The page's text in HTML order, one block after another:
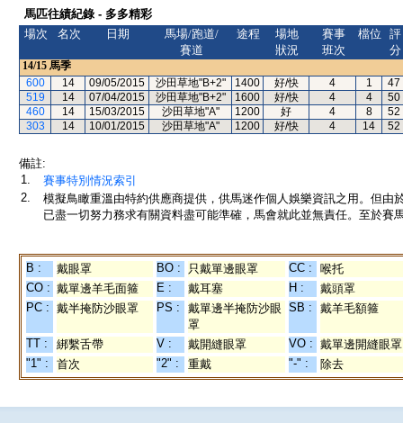
馬匹往績紀錄 - 多多精彩
場次
名次 日期
馬場/跑道/
賽道
途程
場地
狀況
賽事
班次
檔位
評
分
14/15 馬季
600
14 09/05/2015 沙田草地"B+2" 1400 好/快 4 1
47
519
14 07/04/2015 沙田草地"B+2" 1600 好/快 4 4
50
460
14 15/03/2015 沙田草地"A" 1200 好 4 8
52
303
14 10/01/2015 沙田草地"A" 1200 好/快 4 14 52
備註:
1.
賽事特別情況索引
2.
模擬鳥瞰重溫由特約供應商提供，供馬迷作個人娛樂資訊之用。但
已盡一切努力務求有關資料盡可能準確，馬會就此並無責任。至於賽
B : 戴眼罩 BO : 只戴單邊眼罩 CC :
喉托
CO : 戴單邊羊毛面箍 E : 戴耳塞 H :
戴頭罩
PC : 戴半掩防沙眼罩 PS :
戴單邊半掩防沙眼
罩
SB : 戴羊毛額箍
TT : 綁繫舌帶 V : 戴開縫眼罩 VO : 戴單邊開縫眼罩
"1" :
首次 "2" : 重戴 "-" : 除去